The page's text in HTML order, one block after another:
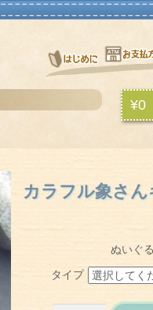
¥0
カラフル象さ
ぬいぐ
タイプ
カ